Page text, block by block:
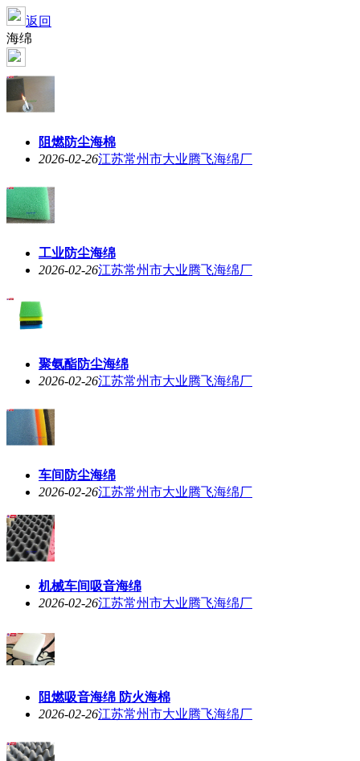
返回
海绵
阻燃防尘海棉
2026-02-26江苏常州市大业腾飞海绵厂
工业防尘海绵
2026-02-26江苏常州市大业腾飞海绵厂
聚氨酯防尘海绵
2026-02-26江苏常州市大业腾飞海绵厂
车间防尘海绵
2026-02-26江苏常州市大业腾飞海绵厂
机械车间吸音海绵
2026-02-26江苏常州市大业腾飞海绵厂
阻燃吸音海绵 防火海棉
2026-02-26江苏常州市大业腾飞海绵厂